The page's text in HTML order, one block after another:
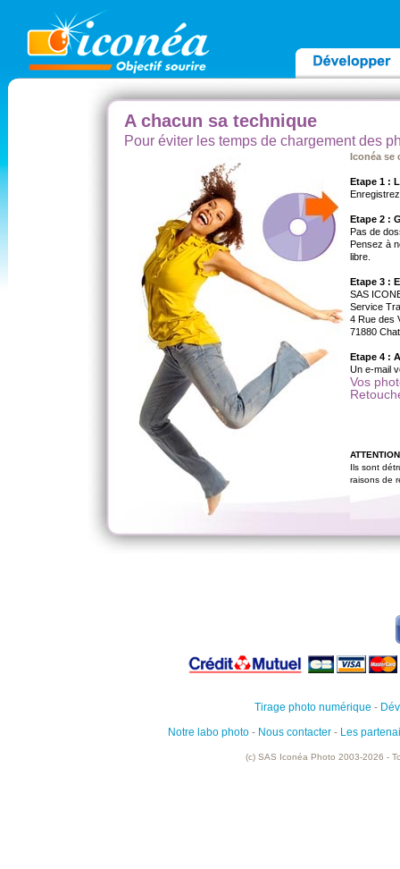
A chacun sa technique
Pour éviter les temps de chargement des
Iconéa se
Etape 1 :
Etape 2 :
Pas de
Pensez à
libre.
Etape 3 :
SAS
Service
4 Rue des
71880
Etape 4 :
Un e-mail
Vos
Ils sont
raisons de
Tirage photo numérique -
Notre labo photo - Nous contacter - Les
(c) SAS Iconéa Photo 2003-2026 -